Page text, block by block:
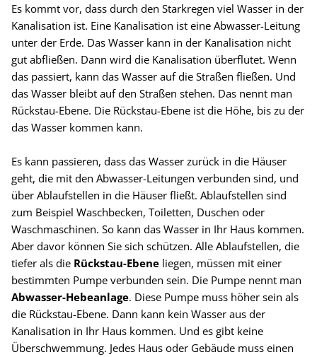
Es kommt vor, dass durch den Starkregen viel Wasser in der
Kanalisation ist. Eine Kanalisation ist eine Abwasser-Leitung
unter der Erde. Das Wasser kann in der Kanalisation nicht
gut abfließen. Dann wird die Kanalisation überflutet. Wenn
das passiert, kann das Wasser auf die Straßen fließen. Und
das Wasser bleibt auf den Straßen stehen. Das nennt man
Rückstau-Ebene. Die Rückstau-Ebene ist die Höhe, bis zu der
das Wasser kommen kann.
Es kann passieren, dass das Wasser zurück in die Häuser
geht, die mit den Abwasser-Leitungen verbunden sind, und
über Ablaufstellen in die Häuser fließt. Ablaufstellen sind
zum Beispiel Waschbecken, Toiletten, Duschen oder
Waschmaschinen. So kann das Wasser in Ihr Haus kommen.
Aber davor können Sie sich schützen. Alle Ablaufstellen, die
tiefer als die Rückstau-Ebene liegen, müssen mit einer
bestimmten Pumpe verbunden sein. Die Pumpe nennt man
Abwasser-Hebeanlage. Diese Pumpe muss höher sein als
die Rückstau-Ebene. Dann kann kein Wasser aus der
Kanalisation in Ihr Haus kommen. Und es gibt keine
Überschwemmung. Jedes Haus oder Gebäude muss einen